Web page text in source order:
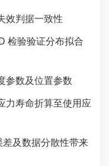
效判据一致性
检验验证分布拟合
参数及位置参数
力寿命折算至使用应
及数据分散性带来